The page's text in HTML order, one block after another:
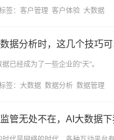
签： 客户管理 客户体验 大数据
据分析时，这几个技巧
已经成为了一些企业的“天”。
签： 大数据 数据分析 数据管理
管无处不在，AI大数据